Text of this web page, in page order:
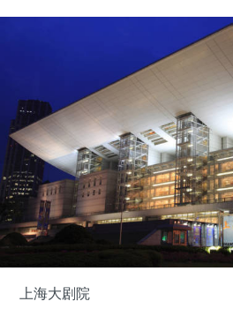
上海大剧院